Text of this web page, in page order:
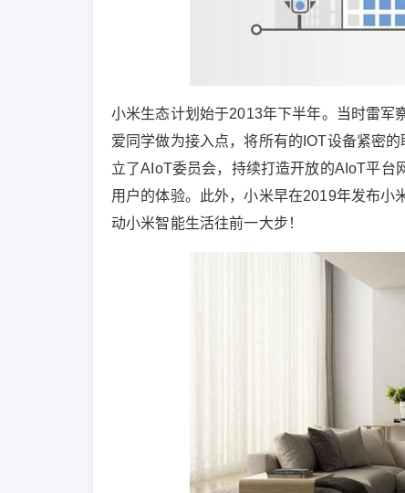
小米生态计划始于2013年下半年。当时雷军
爱同学做为接入点，将所有的IOT设备紧密
立了AIoT委员会，持续打造开放的AIoT平台
用户的体验。此外，小米早在2019年发布小
动小米智能生活往前一大步！